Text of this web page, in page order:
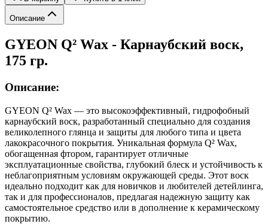
Описание
GYEON Q² Wax - Карнаубский воск,
175 гр.
Описание:
GYEON Q² Wax — это высокоэффективный, гидрофобный
карнаубский воск, разработанный специально для создания
великолепного глянца и защиты для любого типа и цвета
лакокрасочного покрытия. Уникальная формула Q² Wax,
обогащенная фтором, гарантирует отличные
эксплуатационные свойства, глубокий блеск и устойчивость к
неблагоприятным условиям окружающей среды. Этот воск
идеально подходит как для новичков и любителей детейлинга,
так и для профессионалов, предлагая надежную защиту как
самостоятельное средство или в дополнение к керамическому
покрытию.